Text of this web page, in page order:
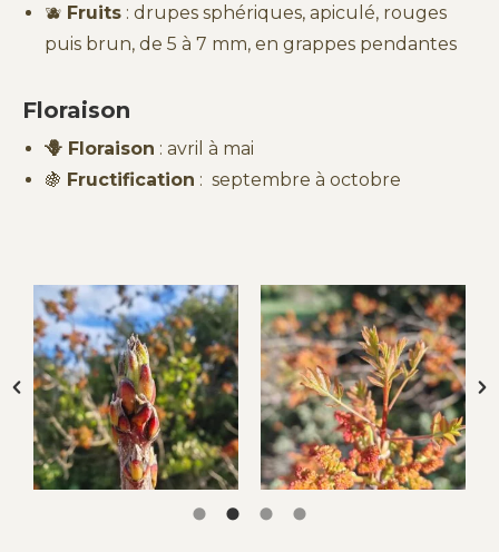
🫐 Fruits : drupes sphériques, apiculé, rouges
puis brun, de 5 à 7 mm, en grappes pendantes
Floraison
🪻 Floraison : avril à mai
🍇 Fructification : septembre à octobre